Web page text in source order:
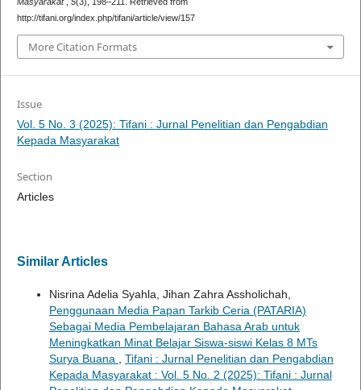
http://tifani.org/index.php/tifani/article/view/157
More Citation Formats
Issue
Vol. 5 No. 3 (2025): Tifani : Jurnal Penelitian dan Pengabdian
Kepada Masyarakat
Section
Articles
Similar Articles
Nisrina Adelia Syahla, Jihan Zahra Assholichah,
Penggunaan Media Papan Tarkib Ceria (PATARIA)
Sebagai Media Pembelajaran Bahasa Arab untuk
Meningkatkan Minat Belajar Siswa-siswi Kelas 8 MTs
Surya Buana
Tifani : Jurnal Penelitian dan Pengabdian
Kepada Masyarakat : Vol. 5 No. 2 (2025): Tifani : Jurnal